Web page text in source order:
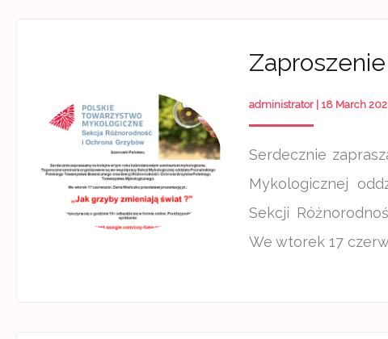
administrator 18 March
Serdecznie
Mykologicznej
Sekcji
We wtorek 17